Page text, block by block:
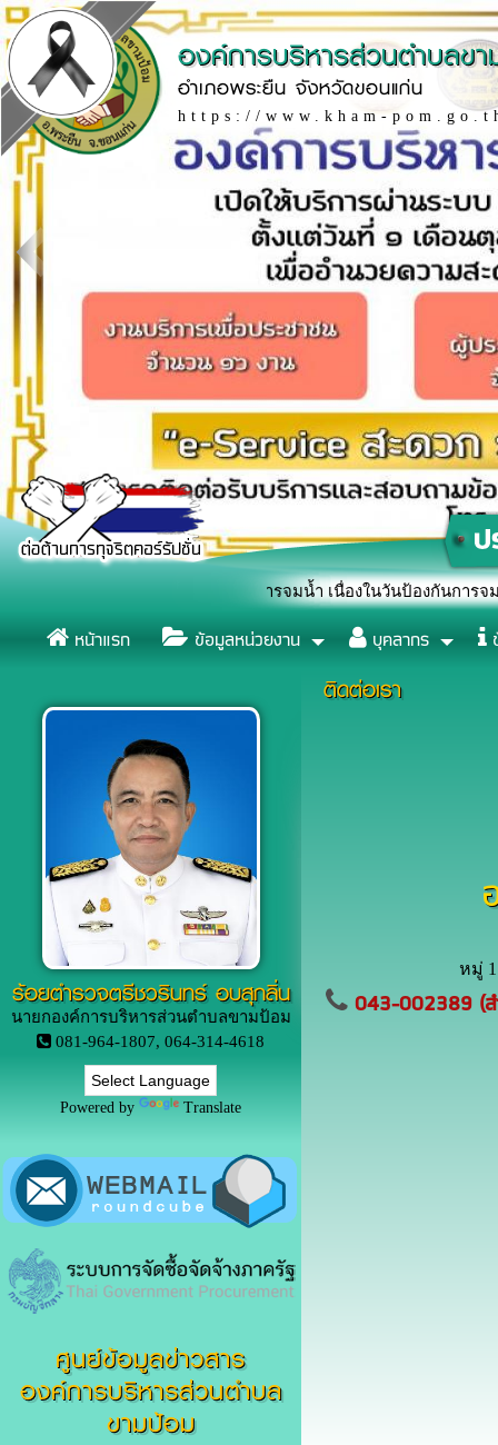
องค์การบริหารส่วนตำบลข
อำเภอพระยืน จังหวัดขอนแก่น
https://www.kham-
งสัญลักษณ์หยุดยั้งการจมน้ำ เนื่องในวันป้องกันการจมน้ำโลก (World
หน้าแรก ข้อมูลหน่วยงาน บุคลากร
ร้อยตำรวจตรีชวรินทร์ อบสุกลิ่น
นายกองค์การบริหารส่วนตำบลขามป้อม
081-964-1807, 064-314-4618
Powered by Translate
ศูนย์ข้อมูลข่าวสาร
องค์การบริหารส่วนตำบล
ขามป้อม
ติดต่อเรา
หมู่
043-002389 (